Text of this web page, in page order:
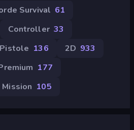
Survival 61
Controller 33
Pistole 136 2D 933
177
Mission 105